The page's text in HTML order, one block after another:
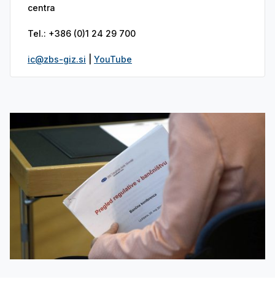
centra
Tel.: +386 (0)1 24 29 700
ic@zbs-giz.si YouTube